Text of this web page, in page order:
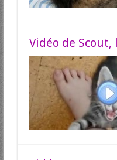
Vidéo de